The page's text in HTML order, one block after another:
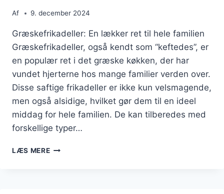
Af 9. december 2024
Græskefrikadeller: En lækker ret til hele familien
Græskefrikadeller, også kendt som “keftedes”, er
en populær ret i det græske køkken, der har
vundet hjerterne hos mange familier verden over.
Disse saftige frikadeller er ikke kun velsmagende,
men også alsidige, hvilket gør dem til en ideel
middag for hele familien. De kan tilberedes med
forskellige typer…
LÆS MEREGRÆSKEFRIKADELLER